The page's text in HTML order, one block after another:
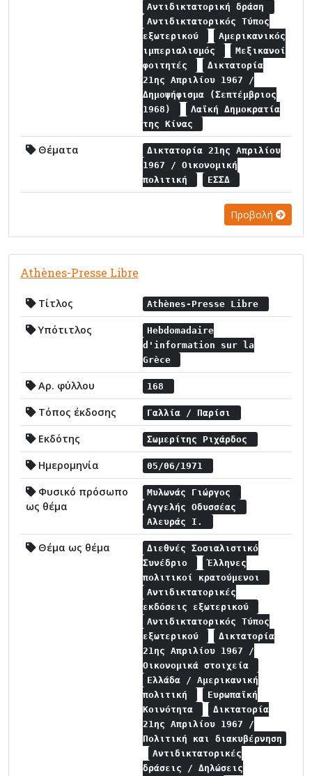
Αντιδικτατορική δράση
Αντιδικτατορικός Τύπος
εξωτερικού
Αμερικανικός
ιμπεριαλισμός
Μεξικανοί
φοιτητές
Δικτατορία
21ης Απριλίου 1967 /
Δημοψήφισμα (Σεπτέμβριος
1968)
Λαϊκή Δημοκρατία
της Κίνας
Θέματα
Δικτατορία 21ης Απριλίου
1967 / Οικονομική
πολιτική
ΕΣΣΔ
Προβολή
Athènes-Presse Libre
Τίτλος Athènes-Presse Libre
Υπότιτλος
Hebdomadaire
d'information sur la
Grèce
Αρ. φύλλου 168
Τόπος έκδοσης Γαλλία / Παρίσι
Εκδότης Σωμερίτης Ριχάρδος
Ημερομηνία 05/06/1971
Φυσικό πρόσωπο
ως θέμα
Μυλωνάς Γιώργος
Αγγελής Οδυσσέας
Αλευράς Ι.
Θέμα ως θέμα
Διεθνές Σοσιαλιστικό
Συνέδριο
Έλληνες
πολιτικοί κρατούμενοι
Αντιδικτατορικές
εκδόσεις εξωτερικού
Αντιδικτατορικός Τύπος
εξωτερικού
Δικτατορία
21ης Απριλίου 1967 /
Οικονομικά στοιχεία
Ελλάδα / Αμερικανική
πολιτική
Ευρωπαϊκή
Κοινότητα
Δικτατορία
21ης Απριλίου 1967 /
Πολιτική και διακυβέρνηση
Αντιδικτατορικές
δράσεις / Δηλώσεις